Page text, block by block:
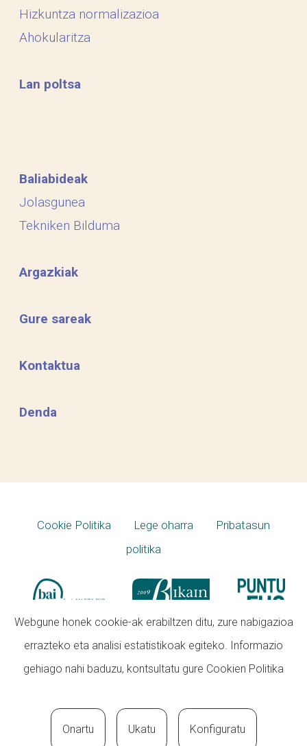
Hizkuntza normalizazioa
Ahokularitza
Lan poltsa
Baliabideak
Jolasgunea
Tekniken Bilduma
Argazkiak
Gure sareak
Kontaktua
Denda
Cookie Politika Lege oharra
Pribatasun
politika
Webgune honek cookie-ak erabiltzen ditu, zure nabigazioa
errazteko eta analisi estatistikoak egiteko. Informazio
gehiago nahi baduzu, kontsultatu gure Cookien Politika
Onartu Ukatu Konfiguratu